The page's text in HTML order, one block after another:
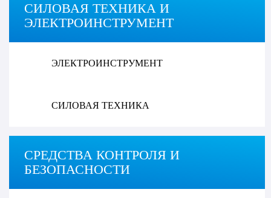
СИЛОВАЯ ТЕХНИКА И
ЭЛЕКТРОИНСТРУМЕНТ
ЭЛЕКТРОИНСТРУМЕНТ
СИЛОВАЯ ТЕХНИКА
СРЕДСТВА КОНТРОЛЯ И
БЕЗОПАСНОСТИ